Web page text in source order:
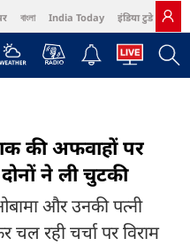
বাংলা India Today इंडिया टुडे हिंदी
Harper's Bazaar Northeast
की अफवाहों पर
ने ली चुटकी
और उनकी पत्नी
रही चर्चा पर विराम